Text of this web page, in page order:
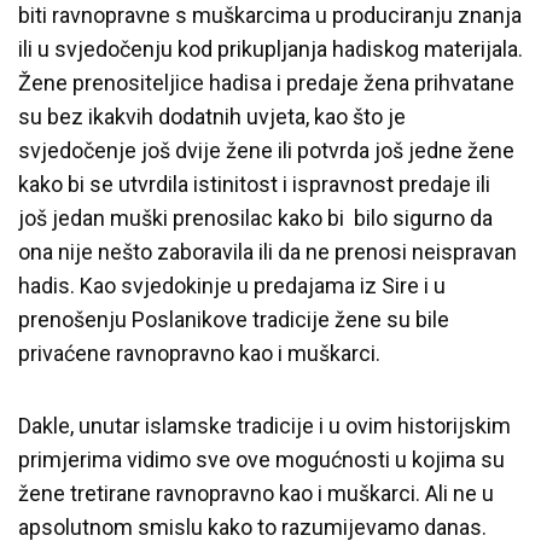
biti ravnopravne s muškarcima u produciranju znanja
ili u svjedočenju kod prikupljanja hadiskog materijala.
Žene prenositeljice hadisa i predaje žena prihvatane
su bez ikakvih dodatnih uvjeta, kao što je
svjedočenje još dvije žene ili potvrda još jedne žene
kako bi se utvrdila istinitost i ispravnost predaje ili
još jedan muški prenosilac kako bi bilo sigurno da
ona nije nešto zaboravila ili da ne prenosi neispravan
hadis. Kao svjedokinje u predajama iz Sire i u
prenošenju Poslanikove tradicije žene su bile
privaćene ravnopravno kao i muškarci.
Dakle, unutar islamske tradicije i u ovim historijskim
primjerima vidimo sve ove mogućnosti u kojima su
žene tretirane ravnopravno kao i muškarci. Ali ne u
apsolutnom smislu kako to razumijevamo danas.